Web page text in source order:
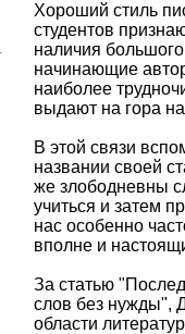
Хороший стиль
студентов
наличия
начинающие
наиболее
выдают на гора
В этой связи
названии своей
же злободневны
учиться и затем
нас особенно
вполне и
За статью
слов без нужды",
области